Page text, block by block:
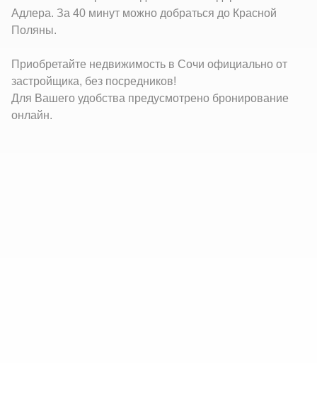
Адлера. За 40 минут можно добраться до Красной
Поляны.
Приобретайте недвижимость в Сочи официально от
застройщика, без посредников!
Для Вашего удобства предусмотрено бронирование
онлайн.